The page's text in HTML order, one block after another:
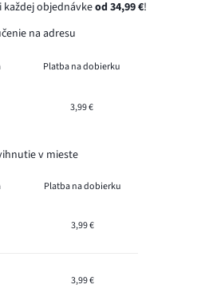
každej objednávkeod 34,99 €!
na adresu
Platba na dobierku
3,99 €
v mieste
Platba na dobierku
3,99 €
3,99 €